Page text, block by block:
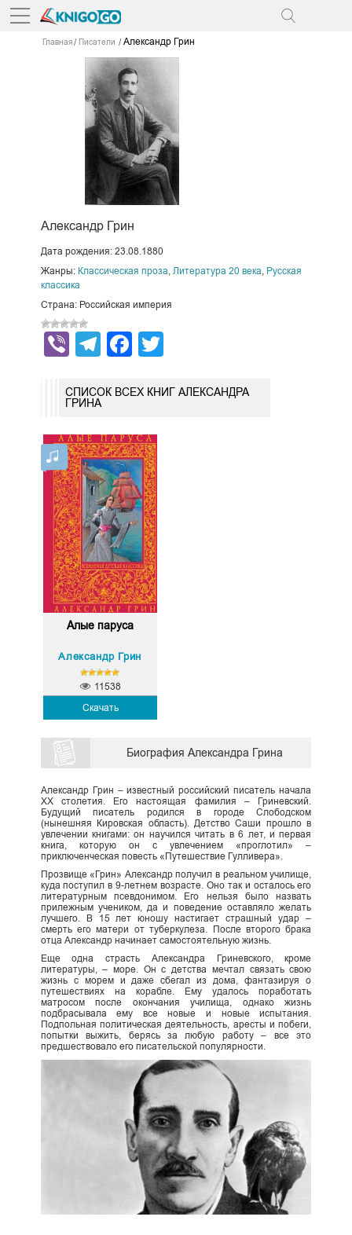
Главная Писатели Александр Грин
Александр Грин
Дата рождения: 23.08.1880
Жанры: Классическая проза, Литература 20 века, Русская
классика
Страна: Российская империя
ViberTelegram
Facebook
СПИСОК ВСЕХ КНИГ АЛЕКСАНДРА
ГРИНА
Алые паруса
Александр Грин
Скачать
11538
Биография Александра Грина
Александр Грин – известный российский писатель начала
XX столетия. Его настоящая фамилия – Гриневский.
Будущий писатель родился в городе Слободском
(нынешняя Кировская область). Детство Саши прошло в
увлечении книгами: он научился читать в 6 лет, и первая
книга, которую он с увлечением «проглотил» –
приключенческая повесть «Путешествие Гулливера».
Прозвище «Грин» Александр получил в реальном училище,
куда поступил в 9-летнем возрасте. Оно так и осталось его
литературным псевдонимом. Его нельзя было назвать
прилежным учеником, да и поведение оставляло желать
лучшего. В 15 лет юношу настигает страшный удар –
смерть его матери от туберкулеза. После второго брака
отца Александр начинает самостоятельную жизнь.
Еще одна страсть Александра Гриневского, кроме
литературы, – море. Он с детства мечтал связать свою
жизнь с морем и даже сбегал из дома, фантазируя о
путешествиях на корабле. Ему удалось поработать
матросом после окончания училища, однако жизнь
подбрасывала ему все новые и новые испытания.
Подпольная политическая деятельность, аресты и побеги,
попытки выжить, берясь за любую работу – все это
предшествовало его писательской популярности.